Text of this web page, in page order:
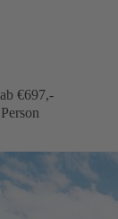
ab €697,-